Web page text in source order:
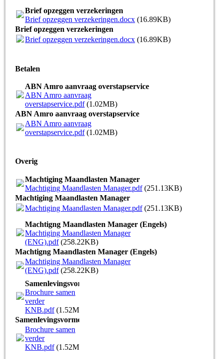
Brief opzeggen verzekeringen
Brief opzeggen verzekeringen.docx (16.89KB)
Brief opzeggen verzekeringen
Brief opzeggen verzekeringen.docx (16.89KB)
Betalen
ABN Amro aanvraag overstapservice
ABN Amro aanvraag
overstapservice.pdf(1.02MB)
ABN Amro aanvraag overstapservice
ABN Amro aanvraag
overstapservice.pdf(1.02MB)
Overig
Machtiging Maandlasten Manager
Machtiging Maandlasten Manager.pdf(251.13KB)
Machtiging Maandlasten Manager
Machtiging Maandlasten Manager.pdf(251.13KB)
Machtigng Maandlasten Manager (Engels)
Machtiging Maandlasten Manager
(ENG).pdf(258.22KB)
Machtigng Maandlasten Manager (Engels)
Machtiging Maandlasten Manager
(ENG).pdf(258.22KB)
Samenlevingsvormen
Brochure samen
verder
KNB.pdf(1.52MB)
Samenlevingsvormen
Brochure samen
verder
KNB.pdf(1.52MB)